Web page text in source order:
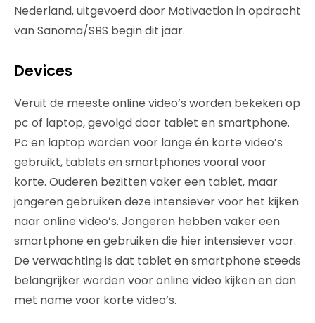
Nederland, uitgevoerd door Motivaction in opdracht
van Sanoma/SBS begin dit jaar.
Devices
Veruit de meeste online video’s worden bekeken op
pc of laptop, gevolgd door tablet en smartphone.
Pc en laptop worden voor lange én korte video’s
gebruikt, tablets en smartphones vooral voor
korte. Ouderen bezitten vaker een tablet, maar
jongeren gebruiken deze intensiever voor het kijken
naar online video’s. Jongeren hebben vaker een
smartphone en gebruiken die hier intensiever voor.
De verwachting is dat tablet en smartphone steeds
belangrijker worden voor online video kijken en dan
met name voor korte video’s.